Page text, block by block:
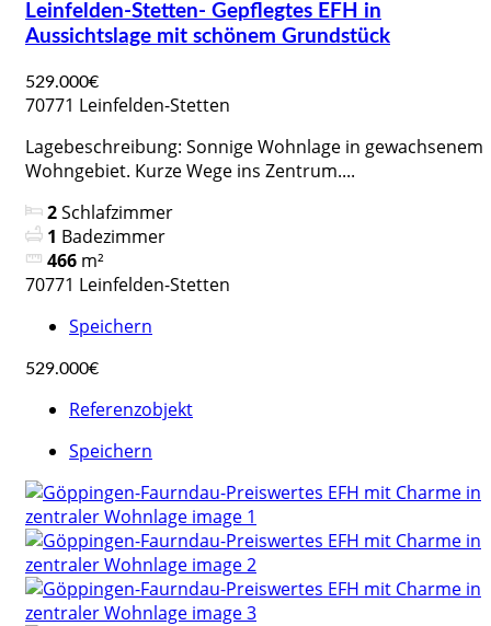
Leinfelden-Stetten- Gepflegtes EFH in
Aussichtslage mit schönem Grundstück
529.000€
70771 Leinfelden-Stetten
Lagebeschreibung: Sonnige Wohnlage in gewachsenem
Wohngebiet. Kurze Wege ins Zentrum....
2Schlafzimmer
1 Badezimmer
466 m²
70771 Leinfelden-Stetten
Speichern
529.000€
Referenzobjekt
Speichern